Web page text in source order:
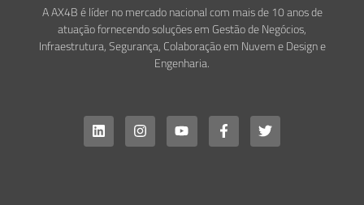
A AX4B é líder no mercado nacional com mais de 10 anos de
atuação fornecendo soluções em Gestão de Negócios,
Infraestrutura, Segurança, Colaboração em Nuvem e Design e
Engenharia.